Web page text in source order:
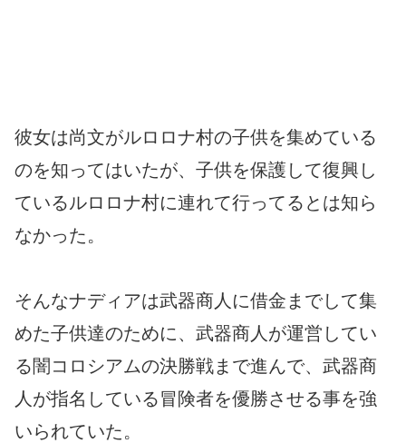
彼女は尚文がルロロナ村の子供を集めている
のを知ってはいたが、子供を保護して復興し
ているルロロナ村に連れて行ってるとは知ら
なかった。
そんなナディアは武器商人に借金までして集
めた子供達のために、武器商人が運営してい
る闇コロシアムの決勝戦まで進んで、武器商
人が指名している冒険者を優勝させる事を強
いられていた。